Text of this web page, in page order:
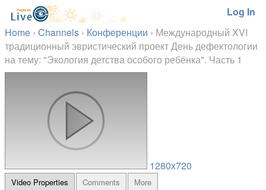
Log In
Home › Channels › Конференции › Международный XVI
традиционный эвристический проект День дефектологии
на тему: "Экология детства особого ребёнка". Часть 1
1280x720
Video Properties Comments More